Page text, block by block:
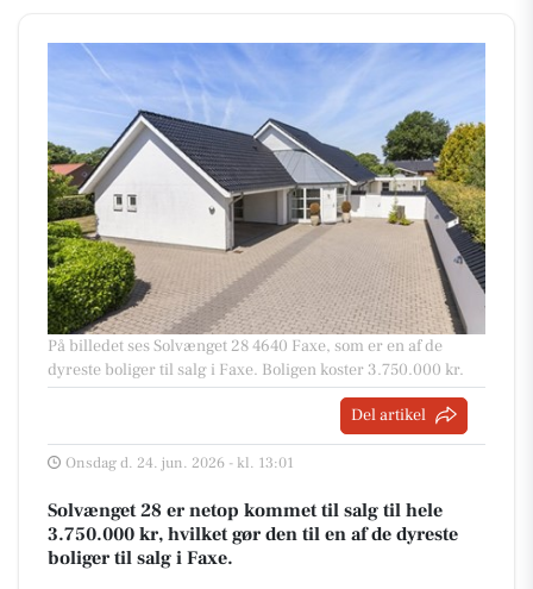
På billedet ses Solvænget 28 4640 Faxe, som er en af de
dyreste boliger til salg i Faxe. Boligen koster 3.750.000 kr.
Del artikel
Onsdag d. 24. jun. 2026 - kl. 13:01
Solvænget 28 er netop kommet til salg til hele
3.750.000 kr, hvilket gør den til en af de dyreste
boliger til salg i Faxe.